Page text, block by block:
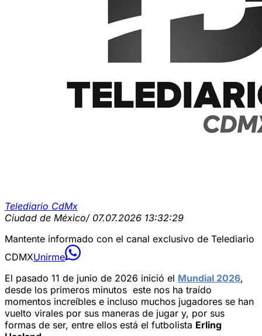
Telediario CdMx
Ciudad de México/ 07.07.2026 13:32:29
Mantente informado con el canal exclusivo de Telediario
CDMXUnirme
El pasado 11 de junio de 2026 inició el Mundial 2026,
desde los primeros minutos este nos ha traído
momentos increíbles e incluso muchos jugadores se han
vuelto virales por sus maneras de jugar y, por sus
formas de ser, entre ellos está el futbolista Erling